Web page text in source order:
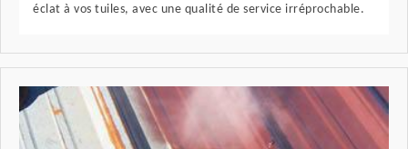
éclat à vos tuiles, avec une qualité de service irréprochable.